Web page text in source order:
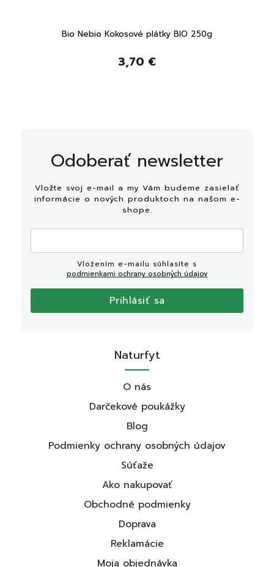
Bio Nebio Kokosové plátky BIO 250g
3,70 €
Odoberať newsletter
Vložte svoj e-mail a my Vám budeme zasielať
informácie o nových produktoch na našom e-
shope.
podmienkami ochrany osobných údajov
Prihlásiť sa
Naturfyt
O nás
Darčekové poukážky
Blog
Podmienky ochrany osobných údajov
Súťaže
Ako nakupovať
Obchodné podmienky
Doprava
Reklamácie
Moja objednávka